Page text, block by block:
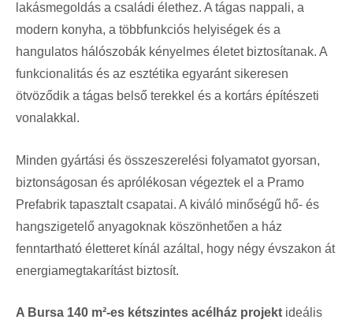
lakásmegoldás a családi élethez. A tágas nappali, a
modern konyha, a többfunkciós helyiségek és a
hangulatos hálószobák kényelmes életet biztosítanak. A
funkcionalitás és az esztétika egyaránt sikeresen
ötvöződik a tágas belső terekkel és a kortárs építészeti
vonalakkal.
Minden gyártási és összeszerelési folyamatot gyorsan,
biztonságosan és aprólékosan végeztek el a Pramo
Prefabrik tapasztalt csapatai. A kiváló minőségű hő- és
hangszigetelő anyagoknak köszönhetően a ház
fenntartható életteret kínál azáltal, hogy négy évszakon át
energiamegtakarítást biztosít.
A Bursa 140 m²-es kétszintes acélház projekt ideális